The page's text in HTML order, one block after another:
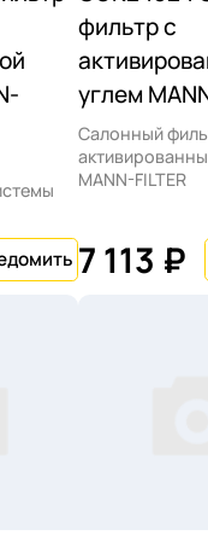
фильтр с
углем
Салонный
MANN-FILTER
7 113 ₽